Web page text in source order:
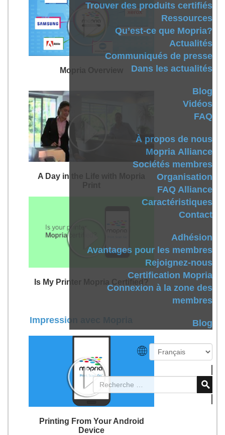
Trouver des produits certifiés
Ressources
Qu’est-ce que Mopria?
Actualités
Communiqués de presse
Dans les actualités
Blog
Vidéos
FAQ
À propos de nous
Mopria Alliance
Sociétés membres
Organisation
FAQ Alliance
Caractéristiques
Contact
Adhésion
Avantages pour les membres
Rejoignez-nous
Certification Mopria
Connexion à la zone des
membres
Blog
Mopria Overview
A Day in the Life with Mopria
Is My Printer Mopria Certified?
Impression avec Mopria
Printing From Your Android
Device